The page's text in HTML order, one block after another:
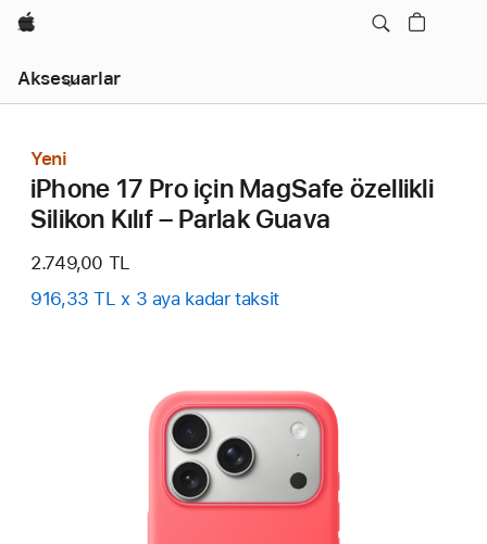
wzlhp
Aksesuarlar
Gezinme
Menüyü
Yeni
iPhone 17 Pro için MagSafe özellikli
Silikon Kılıf – Parlak Guava
2.749,00 TL
916,33 TL x 3 aya kadar taksit